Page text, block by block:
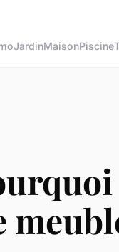
JardinMaisonPiscine